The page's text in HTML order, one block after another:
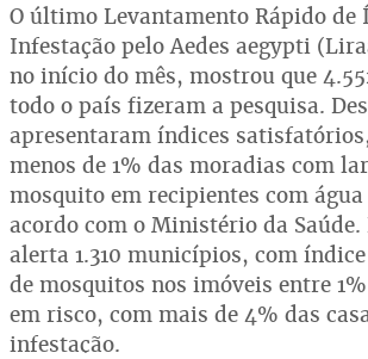
O último Levantamento Rápido de
Infestação pelo Aedes aegypti
no início do mês, mostrou que
todo o país fizeram a pesquisa.
apresentaram índices
menos de 1% das moradias com
mosquito em recipientes com
acordo com o Ministério da Saúde.
alerta 1.310 municípios, com
de mosquitos nos imóveis entre
em risco, com mais de 4% das
infestação.